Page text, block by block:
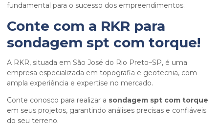
fundamental para o sucesso dos empreendimentos.
Conte com a RKR para
sondagem spt com torque!
A RKR, situada em São José do Rio Preto–SP, é uma
empresa especializada em topografia e geotecnia, com
ampla experiência e expertise no mercado.
Conte conosco para realizar a sondagem spt com torque
em seus projetos, garantindo análises precisas e confiáveis
do seu terreno.